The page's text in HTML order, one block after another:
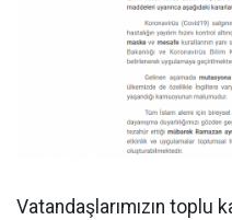
Vatandaşlarımızın toplu